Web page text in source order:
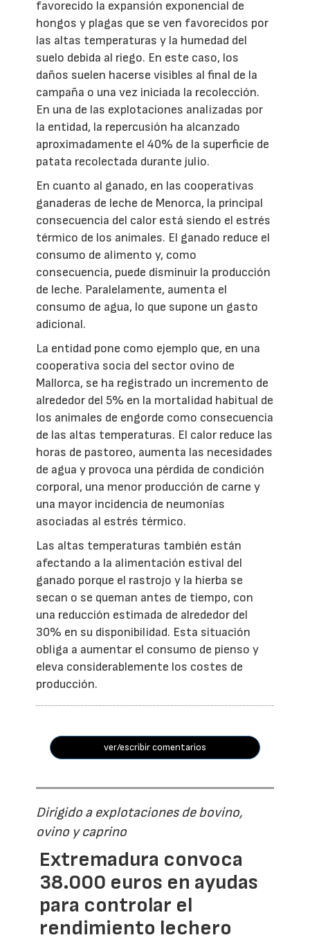
favorecido la expansión exponencial de
hongos y plagas que se ven favorecidos por
las altas temperaturas y la humedad del
suelo debida al riego. En este caso, los
daños suelen hacerse visibles al final de la
campaña o una vez iniciada la recolección.
En una de las explotaciones analizadas por
la entidad, la repercusión ha alcanzado
aproximadamente el 40% de la superficie de
patata recolectada durante julio.
En cuanto al ganado, en las cooperativas
ganaderas de leche de Menorca, la principal
consecuencia del calor está siendo el estrés
térmico de los animales. El ganado reduce el
consumo de alimento y, como
consecuencia, puede disminuir la producción
de leche. Paralelamente, aumenta el
consumo de agua, lo que supone un gasto
adicional.
La entidad pone como ejemplo que, en una
cooperativa socia del sector ovino de
Mallorca, se ha registrado un incremento de
alrededor del 5% en la mortalidad habitual de
los animales de engorde como consecuencia
de las altas temperaturas. El calor reduce las
horas de pastoreo, aumenta las necesidades
de agua y provoca una pérdida de condición
corporal, una menor producción de carne y
una mayor incidencia de neumonías
asociadas al estrés térmico.
Las altas temperaturas también están
afectando a la alimentación estival del
ganado porque el rastrojo y la hierba se
secan o se queman antes de tiempo, con
una reducción estimada de alrededor del
30% en su disponibilidad. Esta situación
obliga a aumentar el consumo de pienso y
eleva considerablemente los costes de
producción.
ver/escribir comentarios
Dirigido a explotaciones de bovino,
ovino y caprino
Extremadura convoca
38.000 euros en ayudas
para controlar el
rendimiento lechero